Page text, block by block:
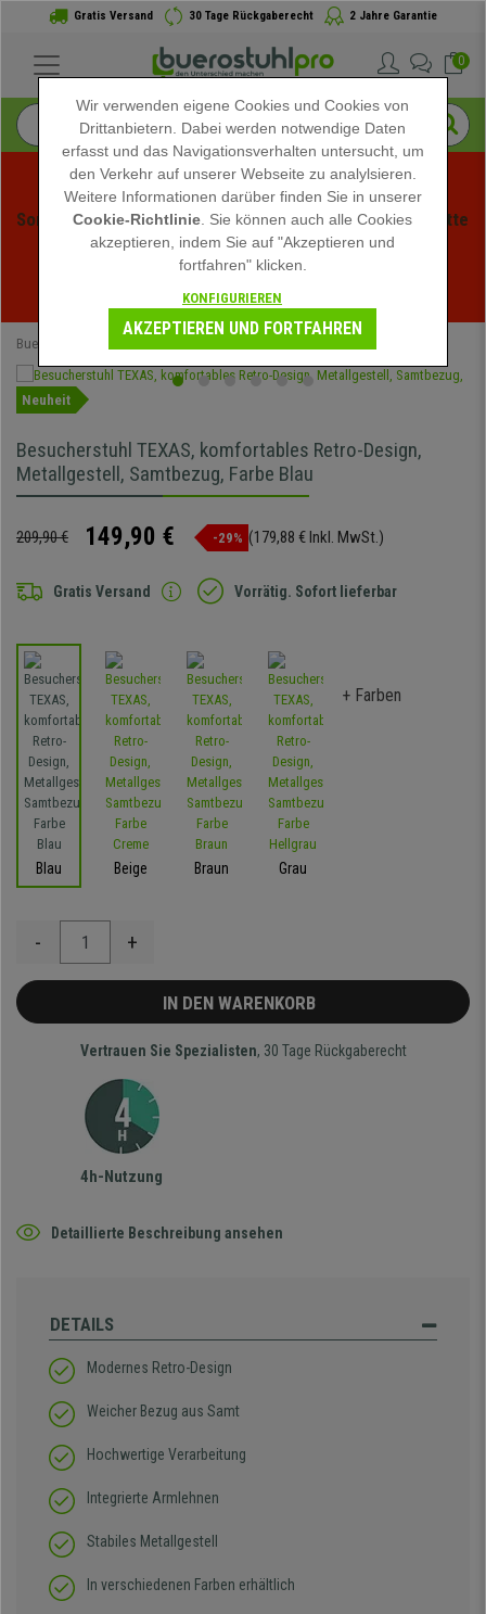
Gratis Versand 30 Tage Rückgaberecht 2 Jahre Garantie
0
Ende der Aktion in: 02 : 08
Sommerschlussverauf bei buerstuhlpro! Exklusive Rabatte
für kurze Zeit - Aktion ansehen -
Buerostuhlpro
Neuheit
Besucherstuhl TEXAS, komfortables Retro-Design,
Metallgestell, Samtbezug, Farbe Blau
209,90 € 149,90 € -29% (179,88 € Inkl. MwSt.)
Gratis Versand Vorrätig. Sofort lieferbar
Blau Beige Braun Grau
+ Farben
- +
IN DEN WARENKORB
Vertrauen Sie Spezialisten, 30 Tage Rückgaberecht
4h-Nutzung
Detaillierte Beschreibung ansehen
DETAILS
Modernes Retro-Design
Weicher Bezug aus Samt
Hochwertige Verarbeitung
Integrierte Armlehnen
Stabiles Metallgestell
In verschiedenen Farben erhältlich
Wir verwenden eigene Cookies und Cookies von
Drittanbietern. Dabei werden notwendige Daten
erfasst und das Navigationsverhalten untersucht, um
den Verkehr auf unserer Webseite zu analylsieren.
Weitere Informationen darüber finden Sie in unserer
Cookie-Richtlinie . Sie können auch alle Cookies
akzeptieren, indem Sie auf "Akzeptieren und
fortfahren" klicken.
KONFIGURIEREN
AKZEPTIEREN UND FORTFAHREN